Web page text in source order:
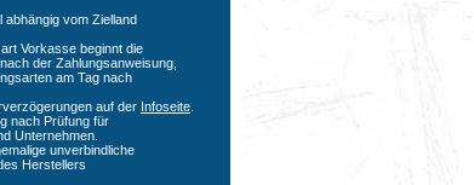
abhängig vom Zielland
Vorkasse beginnt die
der Zahlungsanweisung,
am Tag nach
auf der Infoseite
nach Prüfung für
Unternehmen.
unverbindliche
Herstellers